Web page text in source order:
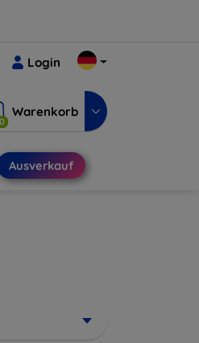
Login
0
Warenkorb
Ausverkauf